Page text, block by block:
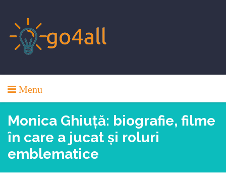
content
Menu
Monica Ghiuță: biografie, filme
în care a jucat și roluri
emblematice